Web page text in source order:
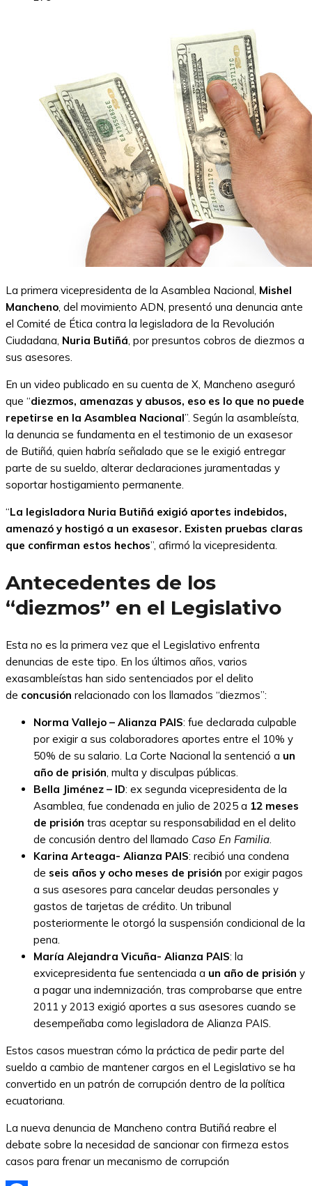
La primera vicepresidenta de la Asamblea Nacional, Mishel
Mancheno, del movimiento ADN, presentó una denuncia ante
el Comité de Ética contra la legisladora de la Revolución
Ciudadana, Nuria Butiñá, por presuntos cobros de diezmos a
sus asesores.
En un video publicado en su cuenta de X, Mancheno aseguró
que “diezmos, amenazas y abusos, eso es lo que no puede
repetirse en la Asamblea Nacional”. Según la asambleísta,
la denuncia se fundamenta en el testimonio de un exasesor
de Butiñá, quien habría señalado que se le exigió entregar
parte de su sueldo, alterar declaraciones juramentadas y
soportar hostigamiento permanente.
“La legisladora Nuria Butiñá exigió aportes indebidos,
amenazó y hostigó a un exasesor. Existen pruebas claras
que confirman estos hechos”, afirmó la vicepresidenta.
Antecedentes de los
“diezmos” en el Legislativo
Esta no es la primera vez que el Legislativo enfrenta
denuncias de este tipo. En los últimos años, varios
exasambleístas han sido sentenciados por el delito
de concusión relacionado con los llamados “diezmos”:
Norma Vallejo – Alianza PAIS: fue declarada culpable
por exigir a sus colaboradores aportes entre el 10% y
50% de su salario. La Corte Nacional la sentenció a un
año de prisión , multa y disculpas públicas.
Bella Jiménez – ID: ex segunda vicepresidenta de la
Asamblea, fue condenada en julio de 2025 a 12 meses
de prisión tras aceptar su responsabilidad en el delito
de concusión dentro del llamado Caso En Familia
Karina Arteaga- Alianza PAIS: recibió una condena
de seis años y ocho meses de prisión por exigir pagos
a sus asesores para cancelar deudas personales y
gastos de tarjetas de crédito. Un tribunal
posteriormente le otorgó la suspensión condicional de la
pena.
María Alejandra Vicuña- Alianza PAIS: la
exvicepresidenta fue sentenciada a un año de prisión y
a pagar una indemnización, tras comprobarse que entre
2011 y 2013 exigió aportes a sus asesores cuando se
desempeñaba como legisladora de Alianza PAIS.
Estos casos muestran cómo la práctica de pedir parte del
sueldo a cambio de mantener cargos en el Legislativo se ha
convertido en un patrón de corrupción dentro de la política
ecuatoriana.
La nueva denuncia de Mancheno contra Butiñá reabre el
debate sobre la necesidad de sancionar con firmeza estos
casos para frenar un mecanismo de corrupción